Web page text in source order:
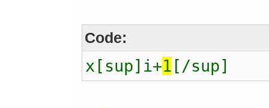
Code:
x[sup]i+1 [/sup]